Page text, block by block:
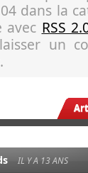
dans la
avec RSS
un
IL Y A 13 ANS